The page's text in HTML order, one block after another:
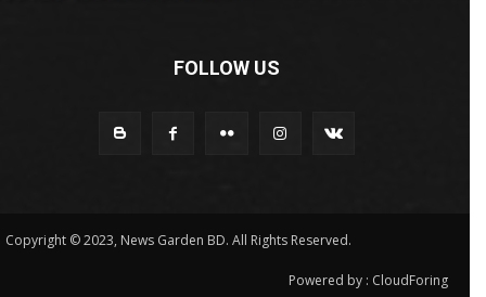
FOLLOW US
Copyright © 2023, News Garden BD. All Rights Reserved.
Powered by : CloudForing